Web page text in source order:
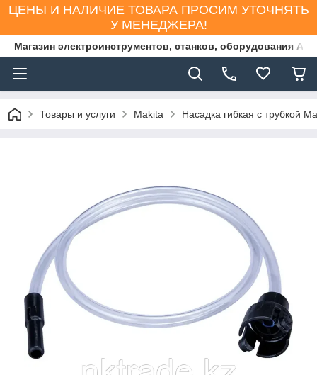
ЦЕНЫ И НАЛИЧИЕ ТОВАРА ПРОСИМ УТОЧНЯТЬ
У МЕНЕДЖЕРА!
Магазин электроинструментов, станков, оборудования
Товары и услуги Makita Насадка гибкая с трубкой